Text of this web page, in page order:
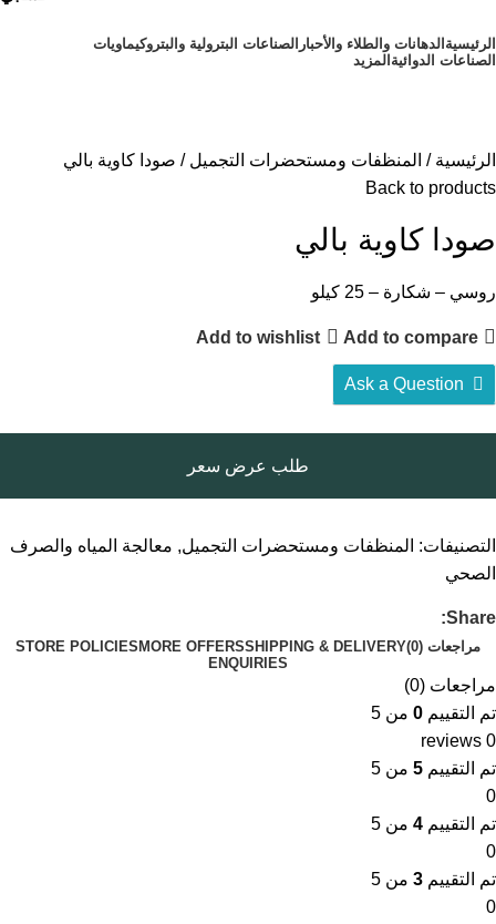
الرئيسية ⁠الدهانات والطلاء والأحبار الصناعات البترولية والبتروكيماويات
الصناعات الدوائية المزيد
الرئيسية المنظفات ومستحضرات التجميل صودا كاوية بالي
Back to products
صودا كاوية بالي
روسي – شكارة – 25 كيلو
Add to compare
Add to wishlist
Ask a Question
طلب عرض سعر
التصنيفات: المنظفات ومستحضرات التجميل, معالجة المياه والصرف
الصحي
Share:
مراجعات (0) SHIPPING & DELIVERY
MORE OFFERS
STORE POLICIES
ENQUIRIES
مراجعات (0)
تم التقييم 0 من 5
0 reviews
تم التقييم 5 من 5
0
تم التقييم 4 من 5
0
تم التقييم 3 من 5
0